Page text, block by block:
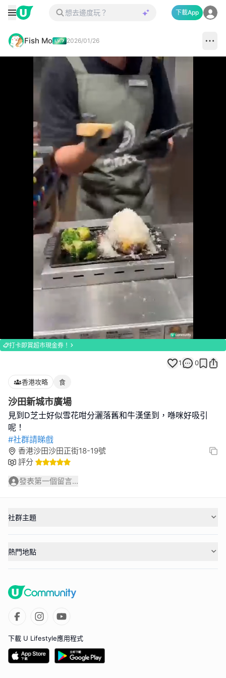
下載App
Fish Mo 2026/01/26
Loaded:
100.00%
打卡即賞超市現金券！
1 0
香港攻略 食
沙田新城市廣場
見到D芝士好似雪花咁分灑落舊和牛漢堡到，喺咪好吸引
#社群請睇戲
香港沙田沙田正街18-19號
評分
發表第一個留言...
社群主題
熱門地點
下載 U Lifestyle應用程式